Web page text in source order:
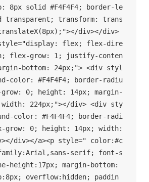
8px solid #F4F4F4; border-le
transform: trans
div></div>
flex; flex-dire
flex-grow: 1; justify-conten
bottom: 24px;"> <div styl
color: #F4F4F4; border-radiu
0; height: 14px; margin-
width: 224px;"></div> <div sty
color: #F4F4F4; border-radi
grow: 0; height: 14px; width:
div></a><p style=" color:#c
serif; font-s
height:17px; margin-bottom:
overflow:hidden; paddin